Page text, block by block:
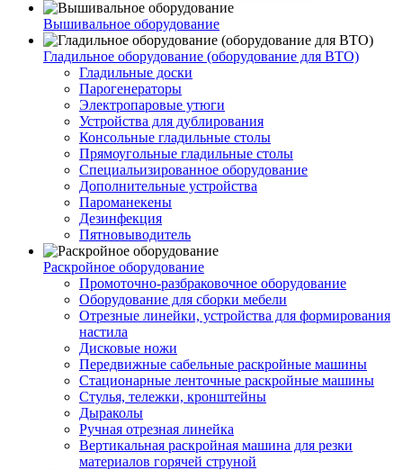
Вышивальное оборудование
Гладильное оборудование (оборудование для ВТО)
Гладильные доски
Парогенераторы
Электропаровые утюги
Устройства для дублирования
Консольные гладильные столы
Прямоугольные гладильные столы
Специальизированное оборудование
Дополнительные устройства
Пароманекены
Дезинфекция
Пятновыводитель
Раскройное оборудование
Промоточно-разбраковочное оборудование
Оборудование для сборки мебели
Отрезные линейки, устройства для формирования
настила
Дисковые ножи
Передвижные сабельные раскройные машины
Стационарные ленточные раскройные машины
Стулья, тележки, кронштейны
Дыраколы
Ручная отрезная линейка
Вертикальная раскройная машина для резки
материалов горячей струной